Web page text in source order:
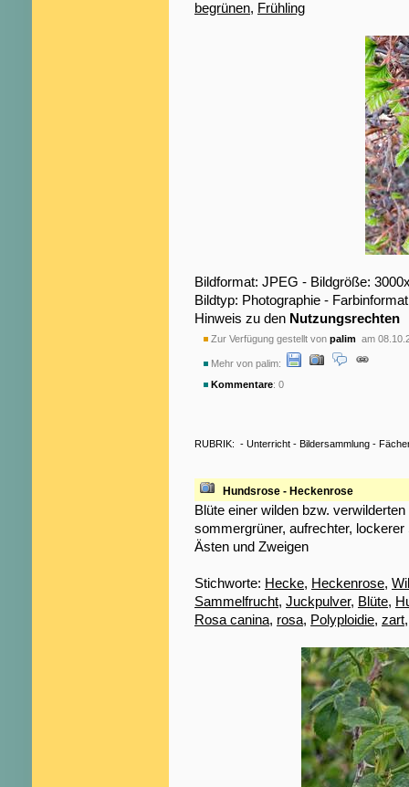
begrünen, Frühling
Bildformat: JPEG - Bildgröße:
Bildtyp: Photographie -
Hinweis zu den Nutzungsrechten
Zur Verfügung gestellt von palim am
Mehr von palim:
Kommentare: 0
RUBRIK: - Unterricht - Bildersammlung -
Hundsrose - Heckenrose
Blüte einer wilden bzw.
sommergrüner, aufrechter,
Ästen und Zweigen
Stichworte: Hecke, Heckenrose,
Sammelfrucht, Juckpulver, Blüte,
Rosa canina, rosa, Polyploidie, zart